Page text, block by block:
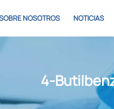
NOSOTROS NOTICIAS
4-